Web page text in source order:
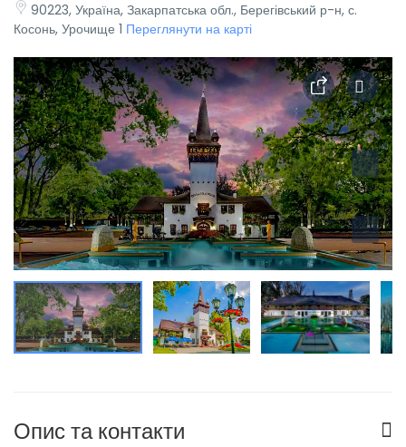
90223, Україна, Закарпатська обл., Берегівський р-н, с.
Косонь, Урочище 1 Переглянути на карті
Опис та контакти